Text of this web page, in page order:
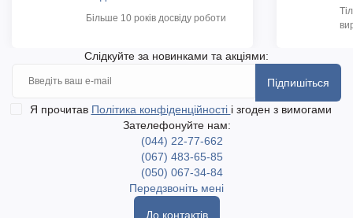
Більше 10 років досвіду роботи
Слідкуйте за новинками та акціями:
Підпишіться
Я прочитав Політика конфіденційності і згоден з вимогами
Зателефонуйте нам:
(044) 22-77-662
(067) 483-65-85
(050) 067-34-84
Передзвоніть мені
До контактів